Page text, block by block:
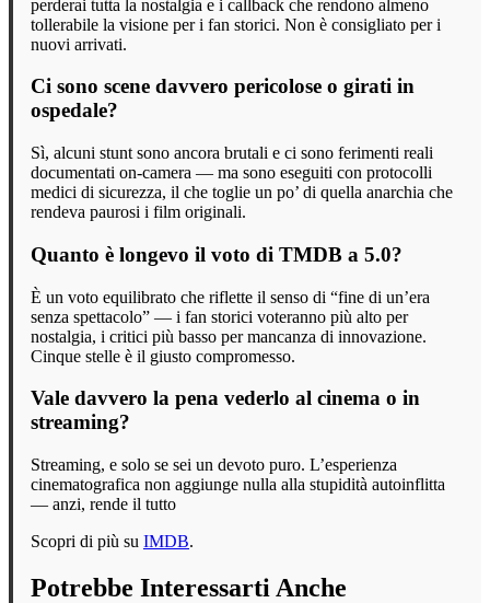
perderai tutta la nostalgia e i callback che rendono almeno
tollerabile la visione per i fan storici. Non è consigliato per i
nuovi arrivati.
Ci sono scene davvero pericolose o girati in
ospedale?
Sì, alcuni stunt sono ancora brutali e ci sono ferimenti reali
documentati on-camera — ma sono eseguiti con protocolli
medici di sicurezza, il che toglie un po’ di quella anarchia che
rendeva paurosi i film originali.
Quanto è longevo il voto di TMDB a 5.0?
È un voto equilibrato che riflette il senso di “fine di un’era
senza spettacolo” — i fan storici voteranno più alto per
nostalgia, i critici più basso per mancanza di innovazione.
Cinque stelle è il giusto compromesso.
Vale davvero la pena vederlo al cinema o in
streaming?
Streaming, e solo se sei un devoto puro. L’esperienza
cinematografica non aggiunge nulla alla stupidità autoinflitta
— anzi, rende il tutto
Scopri di più su IMDB.
Potrebbe Interessarti Anche